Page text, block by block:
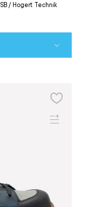
SB / Hogert Technik